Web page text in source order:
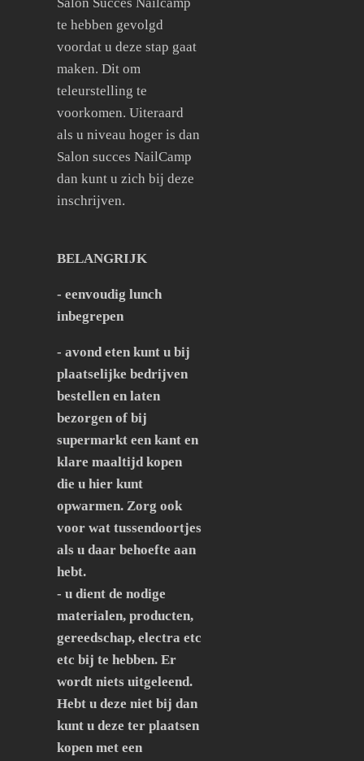
te hebben gevolgd
voordat u deze stap gaat
maken. Dit om
teleurstelling te
voorkomen. Uiteraard
als u niveau hoger is dan
Salon succes NailCamp
dan kunt u zich bij deze
inschrijven.
BELANGRIJK
- eenvoudig lunch
inbegrepen
- avond eten kunt u bij
plaatselijke bedrijven
bestellen en laten
bezorgen of bij
supermarkt een kant en
klare maaltijd kopen
die u hier kunt
opwarmen. Zorg ook
voor wat tussendoortjes
als u daar behoefte aan
hebt.
- u dient de nodige
materialen, producten,
gereedschap, electra etc
etc bij te hebben. Er
wordt niets uitgeleend.
Hebt u deze niet bij dan
kunt u deze ter plaatsen
kopen met een